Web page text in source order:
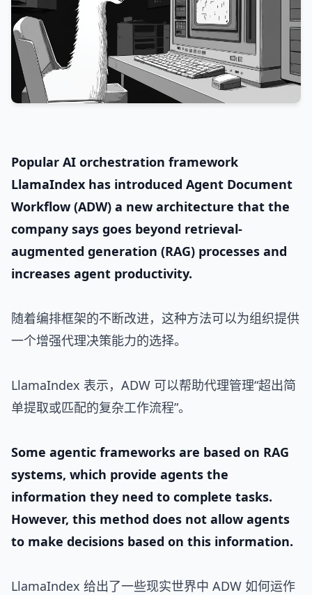
Popular AI orchestration framework
LlamaIndex has introduced Agent Document
Workflow (ADW) a new architecture that the
company says goes beyond retrieval-
augmented generation (RAG) processes and
increases agent productivity.
随着编排框架的不断改进，这种方法可以为组织提供
一个增强代理决策能力的选择。
LlamaIndex 表示，ADW 可以帮助代理管理“超出简
单提取或匹配的复杂工作流程”。
Some agentic frameworks are based on RAG
systems, which provide agents the
information they need to complete tasks.
However, this method does not allow agents
to make decisions based on this information.
LlamaIndex 给出了一些现实世界中 ADW 如何运作